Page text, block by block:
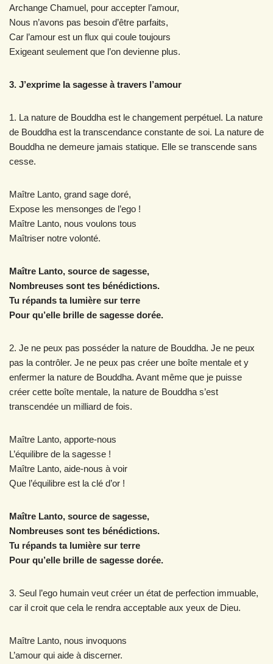
Archange Chamuel, pour accepter l’amour,
Nous n’avons pas besoin d’être parfaits,
Car l’amour est un flux qui coule toujours
Exigeant seulement que l’on devienne plus.
3. J’exprime la sagesse à travers l’amour
1. La nature de Bouddha est le changement perpétuel. La nature
de Bouddha est la transcendance constante de soi. La nature de
Bouddha ne demeure jamais statique. Elle se transcende sans
cesse.
Maître Lanto, grand sage doré,
Expose les mensonges de l’ego !
Maître Lanto, nous voulons tous
Maîtriser notre volonté.
Maître Lanto, source de sagesse,
Nombreuses sont tes bénédictions.
Tu répands ta lumière sur terre
Pour qu’elle brille de sagesse dorée.
2. Je ne peux pas posséder la nature de Bouddha. Je ne peux
pas la contrôler. Je ne peux pas créer une boîte mentale et y
enfermer la nature de Bouddha. Avant même que je puisse
créer cette boîte mentale, la nature de Bouddha s’est
transcendée un milliard de fois.
Maître Lanto, apporte-nous
L’équilibre de la sagesse !
Maître Lanto, aide-nous à voir
Que l’équilibre est la clé d’or !
Maître Lanto, source de sagesse,
Nombreuses sont tes bénédictions.
Tu répands ta lumière sur terre
Pour qu’elle brille de sagesse dorée.
3. Seul l’ego humain veut créer un état de perfection immuable,
car il croit que cela le rendra acceptable aux yeux de Dieu.
Maître Lanto, nous invoquons
L’amour qui aide à discerner.